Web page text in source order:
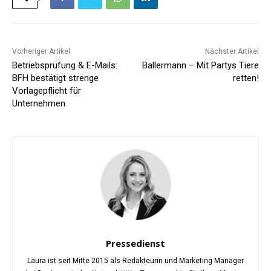
Vorheriger Artikel
Betriebsprüfung & E-Mails:
BFH bestätigt strenge
Vorlagepflicht für
Unternehmen
Nächster Artikel
Ballermann – Mit Partys Tiere
retten!
Pressedienst
Laura ist seit Mitte 2015 als Redakteurin und Marketing Manager